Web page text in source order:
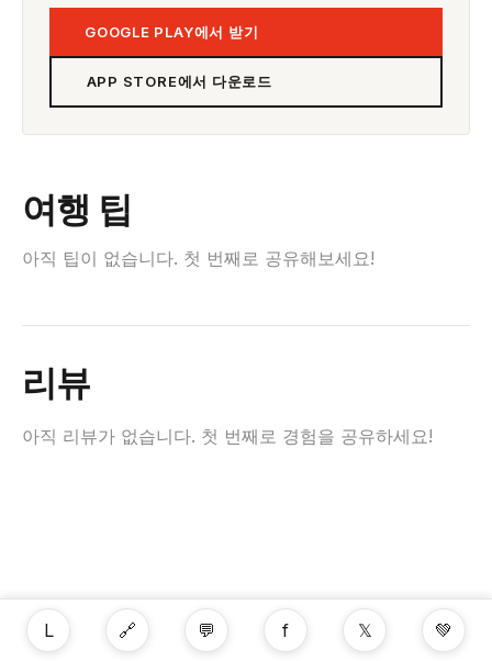
GOOGLE PLAY에서 받기
APP STORE에서 다운로드
여행 팁
아직 팁이 없습니다. 첫 번째로 공유해보세요!
리뷰
아직 리뷰가 없습니다. 첫 번째로 경험을 공유하세요!
L 🔗 💬 f 𝕏 💚